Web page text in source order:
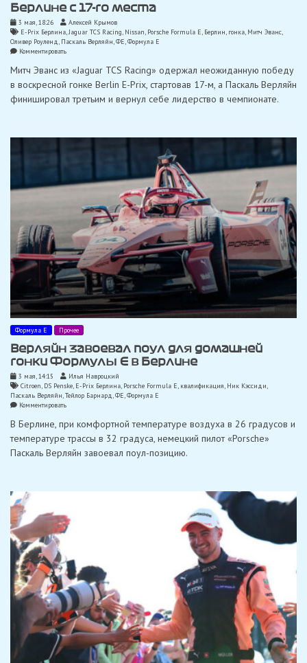
Берлине с 17-го места
3 мая, 18:26
Алексей Крымов
E-Prix Берлина,Jaguar TCS Racing, Nissan, Porsche Formula E, Берлин, гонка, Митч Эванс
Оливер Роуленд, Паскаль Верляйн,ФЕ,Формула Е
Комментироватьon
Эванс
выигрывает
вторую
гонку
17-
Митч Эванс из «Jaguar TCS Racing» одержал неожиданную победу
в воскресной гонке Berlin E-Prix, стартовав 17-м, а Паскаль Верляйн
финишировал третьим и вернул себе лидерство в чемпионате.
Формула Е Прочее
Верляйн завоевал поул для домашней
гонки Формулы Е в Берлине
3 мая, 14:15
Илья Навроцкий
Citroen, DS Penske, E-Prix Берлина, Porsche Formula E, квалификация, Ник Кэссиди
Паскаль Верляйн,Тейлор Барнард,ФЕ,Формула Е
Комментироватьon
завоевал
для
домашней
в
В Берлине, при комфортной температуре воздуха в 26 градусов и
температуре трассы в 32 градуса, немецкий пилот «Porsche»
Паскаль Верляйн завоевал поул-позицию.